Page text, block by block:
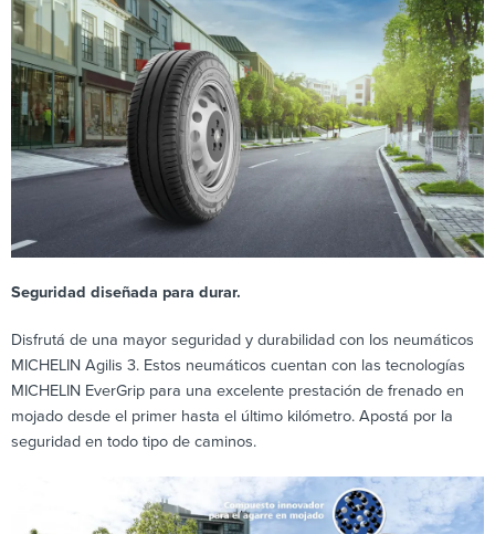
Seguridad diseñada para durar.
Disfrutá de una mayor seguridad y durabilidad con los neumáticos
MICHELIN Agilis 3. Estos neumáticos cuentan con las tecnologías
MICHELIN EverGrip para una excelente prestación de frenado en
mojado desde el primer hasta el último kilómetro. Apostá por la
seguridad en todo tipo de caminos.